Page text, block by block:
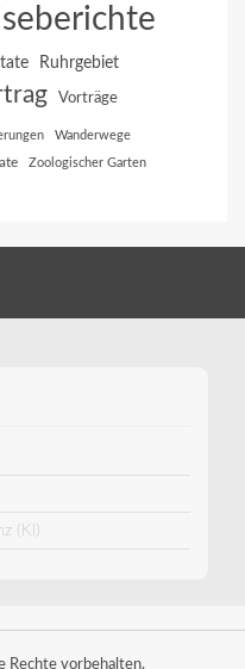
Ruhrgebiet
Vorträge
Wanderwege
Zoologischer Garten
(KI)
Rechte vorbehalten.